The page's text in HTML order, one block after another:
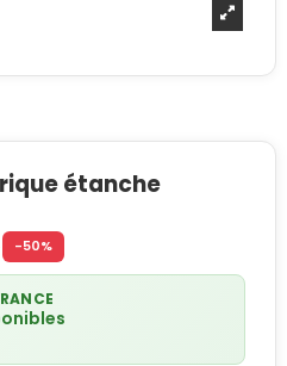
étanche
-50%